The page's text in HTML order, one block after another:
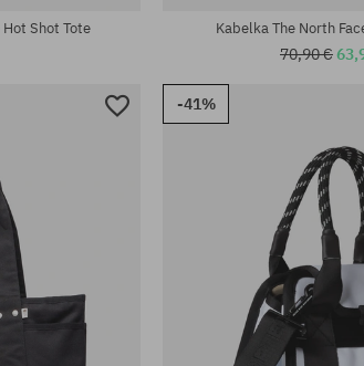
Shot Tote Kabelka The North
70,90 €
-41%